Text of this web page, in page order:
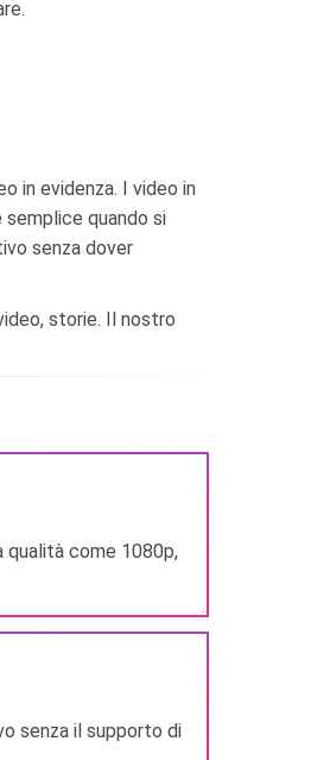
in evidenza. I video in
semplice quando si
senza dover
storie. Il nostro
qualità come 1080p,
senza il supporto di